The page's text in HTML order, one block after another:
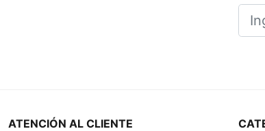
ATENCIÓN AL CLIENTE